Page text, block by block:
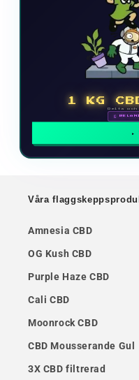
1 KG
Delta
🗓
Våra
Amnesia CBD
OG Kush CBD
Purple Haze CBD
Cali CBD
Moonrock CBD
CBD Mousserande Gul
3X CBD filtrerad